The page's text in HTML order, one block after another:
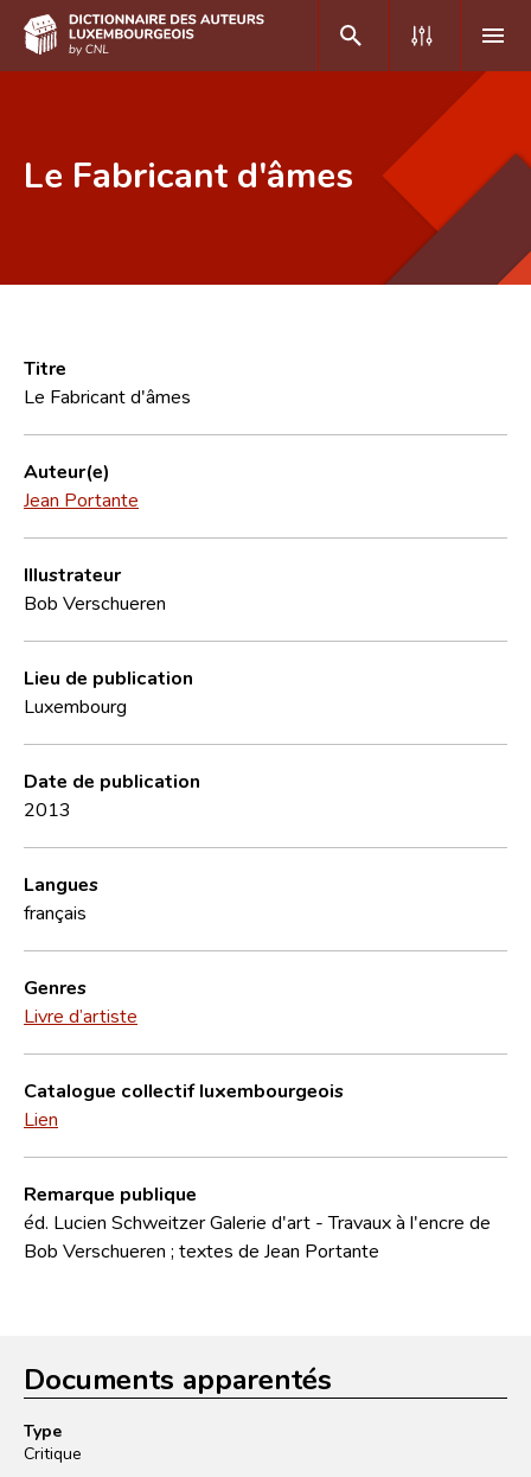
Foire aux questions
CNL
Équipe scientifique
Contact
Le Fabricant d'âmes
Titre
Le Fabricant d'âmes
Auteur(e)
Jean Portante
Illustrateur
Bob Verschueren
Lieu de publication
Luxembourg
Date de publication
2013
Langues
français
Genres
Livre d’artiste
Catalogue collectif luxembourgeois
Lien
Remarque publique
éd. Lucien Schweitzer Galerie d'art - Travaux à l'encre de
Bob Verschueren ; textes de Jean Portante
Documents apparentés
Type
Critique